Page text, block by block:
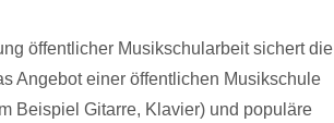
öffentlicher Musikschularbeit sichert die
Angebot einer öffentlichen Musikschule
Beispiel Gitarre, Klavier) und populäre